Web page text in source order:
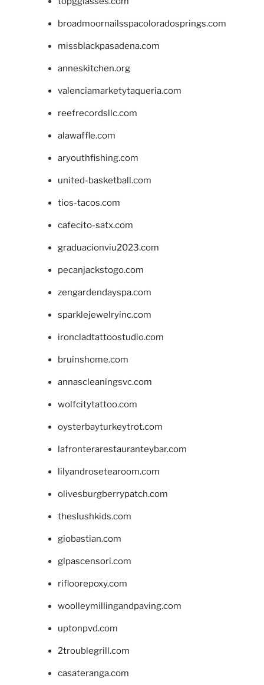
broadmoornailsspacoloradosprings.com
missblackpasadena.com
anneskitchen.org
valenciamarketytaqueria.com
reefrecordsllc.com
alawaffle.com
aryouthfishing.com
united-basketball.com
tios-tacos.com
cafecito-satx.com
graduacionviu2023.com
pecanjackstogo.com
zengardendayspa.com
sparklejewelryinc.com
ironcladtattoostudio.com
bruinshome.com
annascleaningsvc.com
wolfcitytattoo.com
oysterbayturkeytrot.com
lafronterarestauranteybar.com
lilyandrosetearoom.com
olivesburgberrypatch.com
theslushkids.com
giobastian.com
glpascensori.com
rifloorepoxy.com
woolleymillingandpaving.com
uptonpvd.com
2troublegrill.com
casateranga.com